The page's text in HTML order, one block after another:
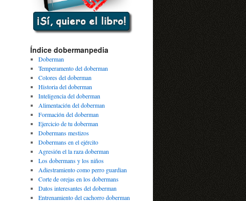
Índice dobermanpedia
Doberman
Temperamento del doberman
Colores del doberman
Historia del doberman
Inteligencia del doberman
Alimentación del doberman
Formación del doberman
Ejercicio de tu doberman
Dobermans mestizos
Dobermans en el ejército
Agresión el la raza doberman
Los dobermans y los niños
Adiestramiento como perro guardian
Corte de orejas en los dobermans
Datos interesantes del doberman
Entrenamiento del cachorro doberman